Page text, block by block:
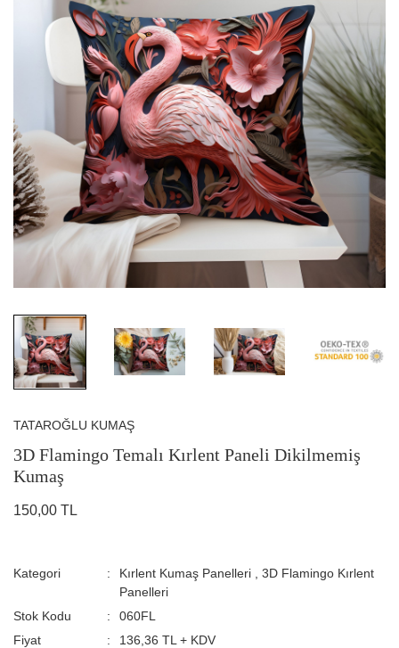
TATAROĞLU KUMAŞ
3D Flamingo Temalı Kırlent Paneli Dikilmemiş
Kumaş
150,00 TL
Kategori Kırlent Kumaş Panelleri
3D Flamingo Kırlent
Panelleri
Stok Kodu
060FL
Fiyat
136,36 TL + KDV
Tüy Desenli Kumaşlar
Zebra Desenli Kumaşlar